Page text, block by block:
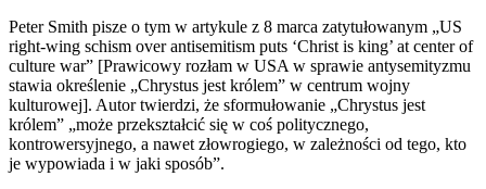
Peter Smith pisze o tym w artykule z 8 marca zatytułowanym „US
right-wing schism over antisemitism puts ‘Christ is king’ at center of
culture war” [Prawicowy rozłam w USA w sprawie antysemityzmu
stawia określenie „Chrystus jest królem” w centrum wojny
kulturowej]. Autor twierdzi, że sformułowanie „Chrystus jest
królem” „może przekształcić się w coś politycznego,
kontrowersyjnego, a nawet złowrogiego, w zależności od tego, kto
je wypowiada i w jaki sposób”.